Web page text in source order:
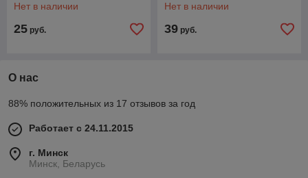
Нет в наличии
25 руб.
Нет в наличии
39 руб.
О нас
88% положительных из 17 отзывов за год
Работает с 24.11.2015
г. Минск
Минск, Беларусь